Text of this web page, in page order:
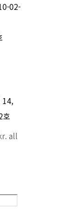
02-
14,
호
all